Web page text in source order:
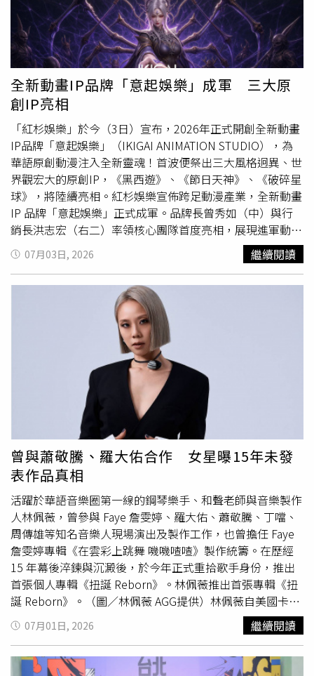
值」，但為了防範歹徒，刻意隱瞞了畫家姓名與真實昂貴身
價。與此同時，正好與家人前往塞維亞度週末的57歲男子烏
爾塔多，在街上發現了這幅被遺忘的畫作，他純粹是覺得那
幅沉穩的金色古典畫框非常好看，以為是有人不要的家具垃
圾，便將其塞進後車廂帶回了325英里（約525公里）外的
家中。回到家後，烏爾塔多出於好奇，利用生成式人工智慧
（AI）對這幅畫進行了圖像檢索，沒想到AI給出的評估價格
高得令人咋舌，並指出這極可能是索羅亞的真跡。半信半疑
的烏爾塔多隨即將照片傳給馬德里的一家知名拍賣行進行專
家鑑定，鑑定人員迅速回覆他，該畫作就是索羅亞大師真
跡，市值至少15萬歐元（約新台幣548萬元）。不過烏爾塔
多在社群媒體上看到索羅亞真跡失竊的報導，確認自己撿到
的是別人的所有物，主動致電警方澄清，並向警方解釋，這
並非一起偷竊案，純粹是一場美麗的誤會，自己原本以為這
只是沒人要的垃圾。目前西班牙警方已順利將這幅歷經波折
的名畫物歸原主，該家族對畫作能失而復得感到無比慶幸，
並承諾將會贈送烏爾塔多一份「謝禮」以表感激。事實上，
這已不是西班牙近期首度發生百萬藝術品「走失」的烏龍，
去（2025）年10月有一幅價值60萬歐元（約新台幣2100萬
元）的畢卡索靜物畫作在運送途中失蹤，警方大動作搜尋3
週後，才發現根本沒出城，而是被失主的鄰居誤當成無人認
領的快遞包裹「好心收留」。
全新動畫IP品牌「意起娛樂」成軍 三大原
創IP亮相
「紅杉娛樂」於今（3日）宣布，2026年正式開創全新動畫
IP品牌「意起娛樂」（IKIGAI ANIMATION STUDIO），為
華語原創動漫注入全新靈魂！首波便祭出三大風格迥異、世
界觀宏大的原創IP，《黑西遊》、《節日天神》、《破碎星
球》，將陸續亮相。紅杉娛樂宣佈跨足動漫產業，全新動畫
IP 品牌「意起娛樂」正式成軍。品牌長曾秀如（中）與行
銷長洪志宏（右二）率領核心團隊首度亮相，展現進軍動漫
市場的雄心。（圖／意起娛樂）「意起娛樂」的品牌名稱靈
感源自日語「IKIGAI」（生きがい），意指「人生的意義」
或「存在的理由」，這與動畫創作的精神高度契合，每一部
作品都是創作者熱情與生命意義的體現。融合
代題材的浪漫奇幻愛情鉅作《節日天神》，預計將於今年
10 月正式推出原創小說，引爆年度期待。（圖／意起娛
樂）品牌從台灣原創IP出發，緊密串聯動畫
（Animation）、漫畫（Comic）、遊戲（Game）、小說
（Novel）及玩具週邊（Toy）等 ACGNT 完整藍圖，透過多
元的商轉管道，將原創IP進行多角化衍生，實現影響力與商
業價值的最大化。
07月03日, 2026 繼續閱讀
曾與蕭敬騰、羅大佑合作 女星曝15年未發
表作品真相
活躍於華語音樂圈第一線的鋼琴樂手、和聲老師與音樂製作
人林佩薇，曾參與 Faye 詹雯婷、羅大佑、蕭敬騰、丁噹、
周傳雄等知名音樂人現場演出及製作工作，也曾擔任 Faye
詹雯婷專輯《在雲彩上跳舞 嘰嘰喳喳》製作統籌。在歷經
15 年幕後淬鍊與沉澱後，於今年正式重拾歌手身份，推出
首張個人專輯《扭誕 Reborn》。林佩薇推出首張專輯《扭
誕 Reborn》。（圖／林佩薇 AGG提供）林佩薇自美國卡內
基美隆大學取得演奏碩士學位，有著紮實的
古典音樂功底；
而後畢業於美國爵士學府伯克利音樂學院，從
古典音樂一路
走進流行音樂產業，早在 2012 年就曾發行過首張創作單
曲，但她並未如外界預期持續發表個人作品，而是投入幕後
07月01日, 2026 繼續閱讀